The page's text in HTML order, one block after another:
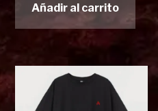
Añadir al carrito